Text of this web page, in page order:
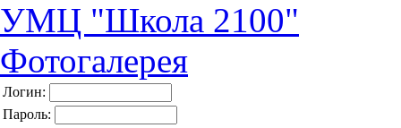
УМЦ "Школа 2100"
Фотогалерея
Логин:
Пароль: